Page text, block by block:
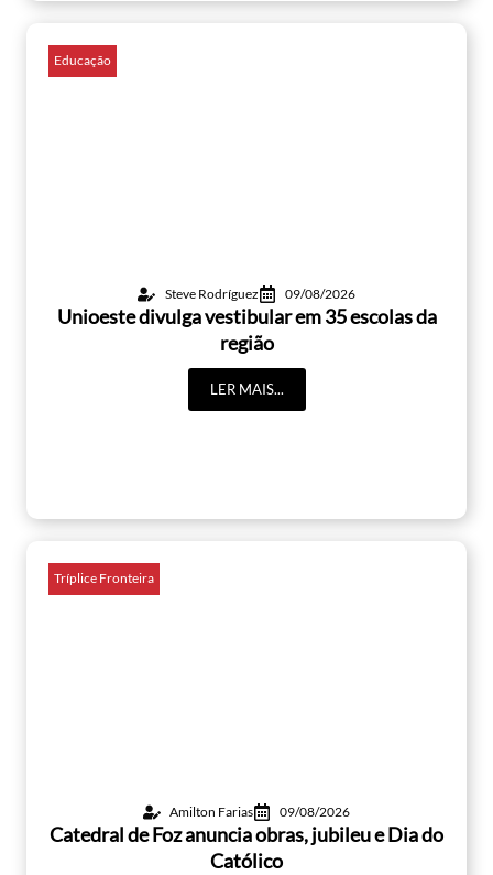
Educação
Steve Rodríguez 09/08/2026
Unioeste divulga vestibular em 35 escolas da
região
LER MAIS...
Tríplice Fronteira
Amilton Farias 09/08/2026
Catedral de Foz anuncia obras, jubileu e Dia do
Católico